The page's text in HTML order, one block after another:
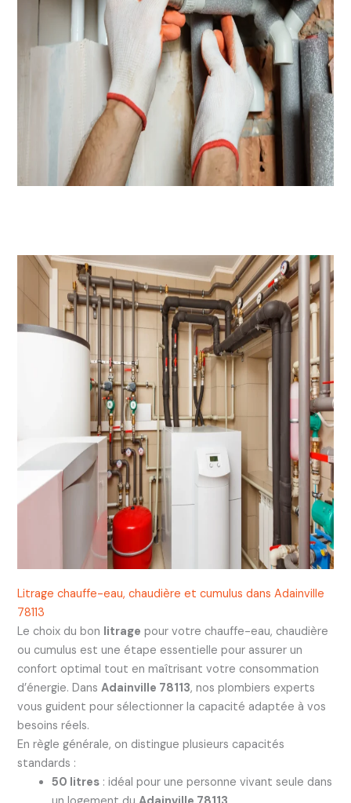
Litrage chauffe-eau, chaudière et cumulus dans Adainville
78113
Le choix du bon litrage pour votre chauffe-eau, chaudière
ou cumulus est une étape essentielle pour assurer un
confort optimal tout en maîtrisant votre consommation
d’énergie. Dans Adainville 78113, nos plombiers experts
vous guident pour sélectionner la capacité adaptée à vos
besoins réels.
En règle générale, on distingue plusieurs capacités
standards :
50 litres: idéal pour une personne vivant seule dans